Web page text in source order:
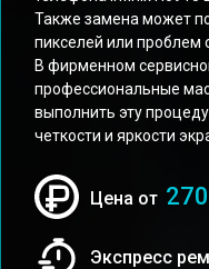
Также замена может
пикселей или проблем
В фирменном
профессиональные
выполнить эту
четкости и яркости
Цена от
Экспресс